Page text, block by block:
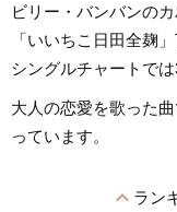
ビリー・バンバンの
「いいちこ日田全麹
シングルチャートで
大人の恋愛を歌った
っています。
expand_lessラン